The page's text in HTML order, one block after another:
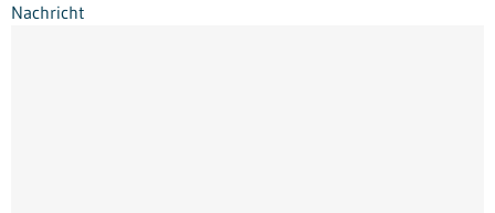
Nachricht